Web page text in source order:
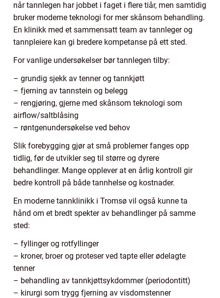
når tannlegen har jobbet i faget i flere tiår, men samtidig
bruker moderne teknologi for mer skånsom behandling.
En klinikk med et sammensatt team av tannleger og
tannpleiere kan gi bredere kompetanse på ett sted.
For vanlige undersøkelser bør tannlegen tilby:
– grundig sjekk av tenner og tannkjøtt
– fjerning av tannstein og belegg
– rengjøring, gjerne med skånsom teknologi som
airflow/saltblåsing
– røntgenundersøkelse ved behov
Slik forebygging gjør at små problemer fanges opp
tidlig, før de utvikler seg til større og dyrere
behandlinger. Mange opplever at en årlig kontroll gir
bedre kontroll på både tannhelse og kostnader.
En moderne tannklinikk i Tromsø vil også kunne ta
hånd om et bredt spekter av behandlinger på samme
sted:
– fyllinger og rotfyllinger
– kroner, broer og proteser ved tapte eller ødelagte
tenner
– behandling av tannkjøttsykdommer (periodontitt)
– kirurgi som trygg fjerning av visdomstenner